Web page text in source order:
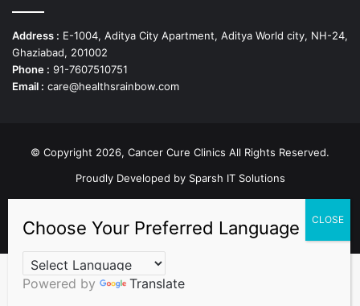
Address : E-1004, Aditya City Apartment, Aditya World city, NH-24,
Ghaziabad, 201002
Phone : 91-7607510751
Email : care@healthsrainbow.com
© Copyright 2026, Cancer Cure Clinics All Rights Reserved.
Proudly Developed by Sparsh IT Solutions
Facebook PinterestLinkedIn Instagram
TikTok
Powered by Translate